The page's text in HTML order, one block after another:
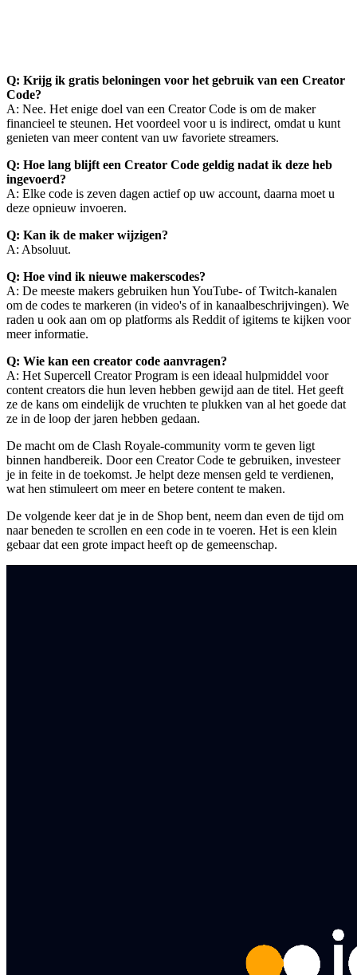
Q: Krijg ik gratis beloningen voor het gebruik van een Creator
Code?
A: Nee. Het enige doel van een Creator Code is om de maker
financieel te steunen. Het voordeel voor u is indirect, omdat u kunt
genieten van meer content van uw favoriete streamers.
Q: Hoe lang blijft een Creator Code geldig nadat ik deze heb
ingevoerd?
A: Elke code is zeven dagen actief op uw account, daarna moet u
deze opnieuw invoeren.
Q: Kan ik de maker wijzigen?
A: Absoluut.
Q: Hoe vind ik nieuwe makerscodes?
A: De meeste makers gebruiken hun YouTube- of Twitch-kanalen
om de codes te markeren (in video's of in kanaalbeschrijvingen). We
raden u ook aan om op platforms als Reddit of igitems te kijken voor
meer informatie.
Q: Wie kan een creator code aanvragen?
A: Het Supercell Creator Program is een ideaal hulpmiddel voor
content creators die hun leven hebben gewijd aan de titel. Het geeft
ze de kans om eindelijk de vruchten te plukken van al het goede dat
ze in de loop der jaren hebben gedaan.
De macht om de Clash Royale-community vorm te geven ligt
binnen handbereik. Door een Creator Code te gebruiken, investeer
je in feite in de toekomst. Je helpt deze mensen geld te verdienen,
wat hen stimuleert om meer en betere content te maken.
De volgende keer dat je in de Shop bent, neem dan even de tijd om
naar beneden te scrollen en een code in te voeren. Het is een klein
gebaar dat een grote impact heeft op de gemeenschap.